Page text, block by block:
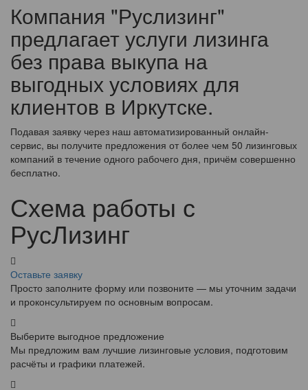
Компания "Руслизинг"
предлагает услуги лизинга
без права выкупа на
выгодных условиях для
клиентов в Иркутске.
Подавая заявку через наш автоматизированный онлайн-
сервис, вы получите предложения от более чем 50 лизинговых
компаний в течение одного рабочего дня, причём совершенно
бесплатно.
Схема работы с
РусЛизинг
Оставьте заявку
Просто заполните форму или позвоните — мы уточним задачи
и проконсультируем по основным вопросам.
Выберите выгодное предложение
Мы предложим вам лучшие лизинговые условия, подготовим
расчёты и графики платежей.